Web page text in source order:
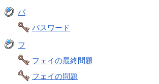
パ
パスワード
フ
フェイの最終問題
フェイの問題